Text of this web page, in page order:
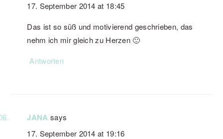
17. September 2014 at 18:45
Das ist so süß und motivierend geschrieben, das
nehm ich mir gleich zu Herzen 🙂
Antworten
JANA says
17. September 2014 at 19:16